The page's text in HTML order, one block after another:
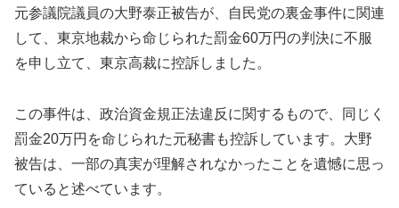
元参議院議員の大野泰正被告が、自民党の裏金事件に関連
して、東京地裁から命じられた罰金60万円の判決に不服
を申し立て、東京高裁に控訴しました。
この事件は、政治資金規正法違反に関するもので、同じく
罰金20万円を命じられた元秘書も控訴しています。大野
被告は、一部の真実が理解されなかったことを遺憾に思っ
ていると述べています。